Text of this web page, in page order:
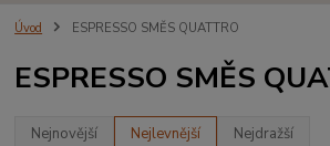
Úvod ESPRESSO SMĚS QUATTRO
ESPRESSO SMĚS
Nejnovější Nejlevnější Nejdražší